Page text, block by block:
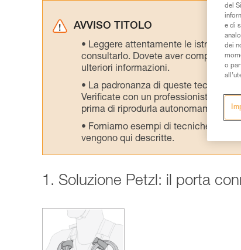
AVVISO TITOLO
Leggere attentamente le istruzioni
consultarlo. Dovete aver compreso
ulteriori informazioni.
La padronanza di queste tecniche
Verificate con un professionista la
prima di riprodurla autonomamente.
Forniamo esempi di tecniche
vengono qui descritte.
1. Soluzione Petzl: il porta
del
e di
dei
o